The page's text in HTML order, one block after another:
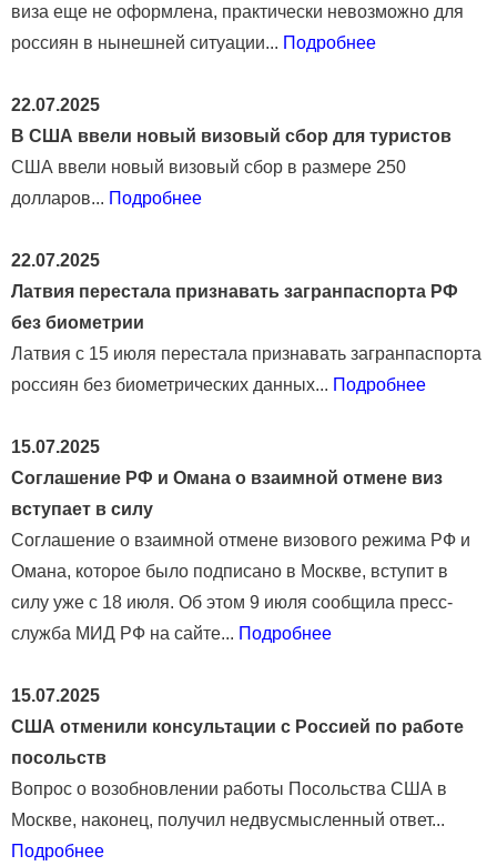
виза еще не оформлена, практически невозможно для
россиян в нынешней ситуации... Подробнее
22.07.2025
В США ввели новый визовый сбор для туристов
США ввели новый визовый сбор в размере 250
долларов... Подробнее
22.07.2025
Латвия перестала признавать загранпаспорта РФ
без биометрии
Латвия с 15 июля перестала признавать загранпаспорта
россиян без биометрических данных... Подробнее
15.07.2025
Соглашение РФ и Омана о взаимной отмене виз
вступает в силу
Соглашение о взаимной отмене визового режима РФ и
Омана, которое было подписано в Москве, вступит в
силу уже с 18 июля. Об этом 9 июля сообщила пресс-
служба МИД РФ на сайте... Подробнее
15.07.2025
США отменили консультации с Россией по работе
посольств
Вопрос о возобновлении работы Посольства США в
Москве, наконец, получил недвусмысленный ответ...
Подробнее